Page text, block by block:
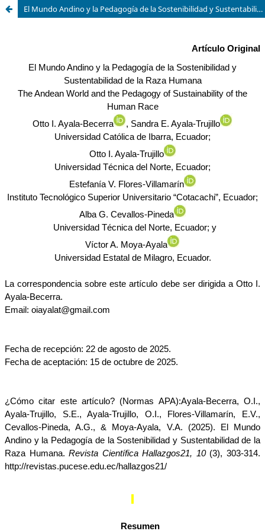
El Mundo Andino y la Pedagogía de la Sostenibilidad y Sustentabilidad de la Raza Humana